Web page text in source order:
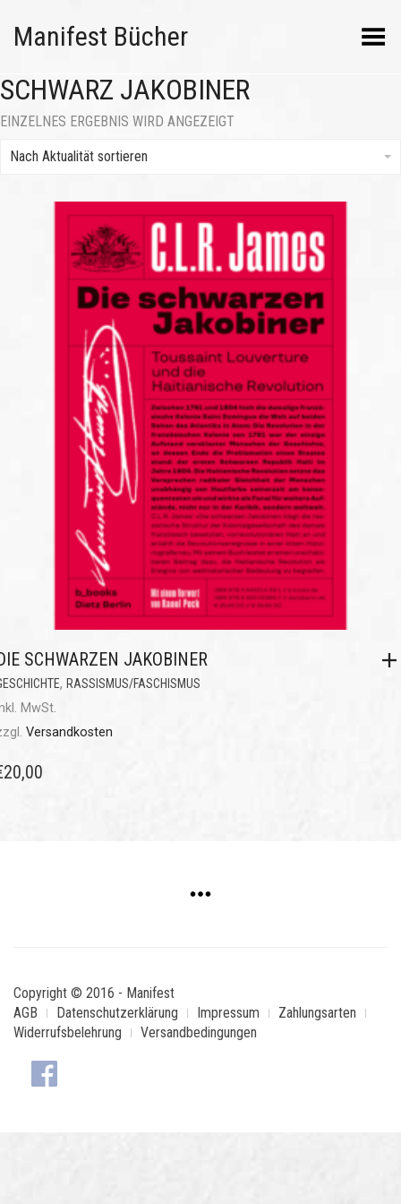
Manifest Bücher Menü umschalten
SCHWARZ JAKOBINER
EINZELNES ERGEBNIS WIRD ANGEZEIGT
Nach Aktualität sortieren
SCHWARZEN JAKOBINER
, RASSISMUS/FASCHISMUS
MwSt.
Versandkosten
20,00
Copyright © 2016 - Manifest
AGB
Datenschutzerklärung Impressum
Zahlungsarten
Widerrufsbelehrung
Versandbedingungen